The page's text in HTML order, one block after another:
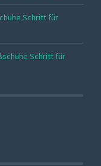
Schritt für
Schritt für